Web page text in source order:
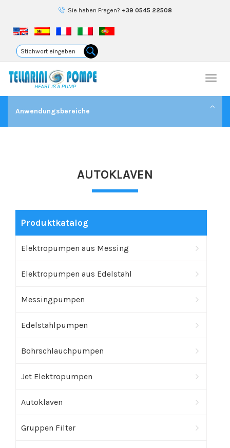
Sie haben Fragen? +39 0545 22508
Anwendungsbereiche
AUTOKLAVEN
Produktkatalog
Elektropumpen aus Messing
Elektropumpen aus Edelstahl
Messingpumpen
Edelstahlpumpen
Bohrschlauchpumpen
Jet Elektropumpen
Autoklaven
Gruppen Filter